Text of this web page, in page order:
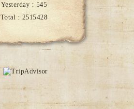
Yesterday : 545
Total : 2515428